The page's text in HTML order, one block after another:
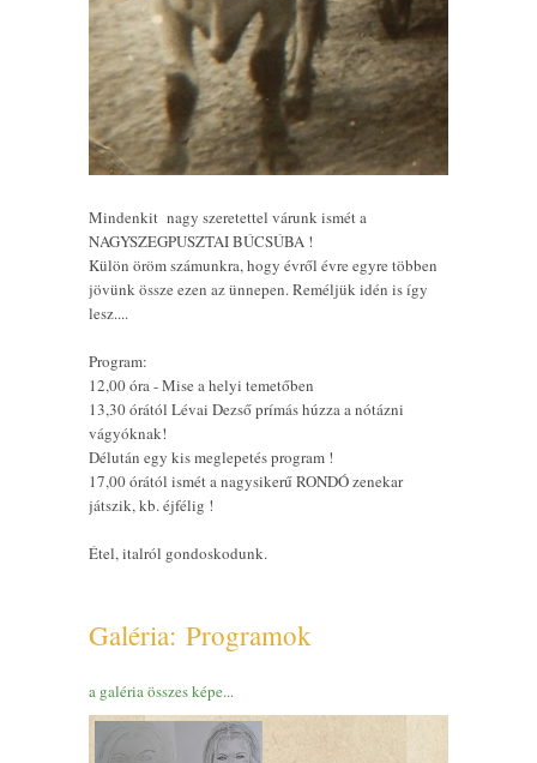
Mindenkit nagy szeretettel várunk ismét a
NAGYSZEGPUSZTAI BÚCSÚBA !
Külön öröm számunkra, hogy évről évre egyre többen
jövünk össze ezen az ünnepen. Reméljük idén is így
lesz....
Program:
12,00 óra - Mise a helyi temetőben
13,30 órától Lévai Dezső prímás húzza a nótázni
vágyóknak!
Délután egy kis meglepetés program !
17,00 órától ismét a nagysikerű RONDÓ zenekar
játszik, kb. éjfélig !
Étel, italról gondoskodunk.
Galéria: Programok
a galéria összes képe...